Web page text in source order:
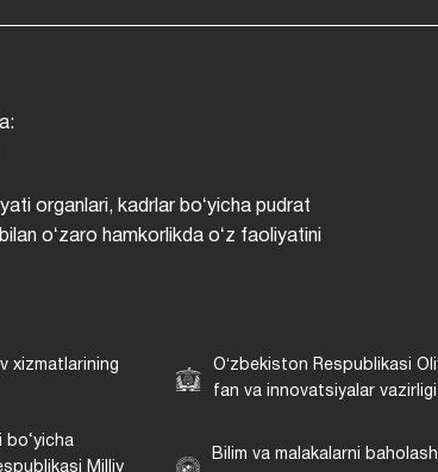
organlari, kadrlar boʻyicha pudrat
oʻzaro hamkorlikda oʻz faoliyatini
xizmatlarining
Oʻzbekiston Respublikasi
fan va innovatsiyalar vazirligi
bo‘yicha
Milliy
Bilim va malakalarni baholash